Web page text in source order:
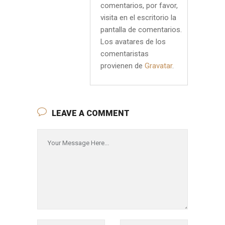
comentarios, por favor,
visita en el escritorio la
pantalla de comentarios.
Los avatares de los
comentaristas
provienen de Gravatar.
LEAVE A COMMENT